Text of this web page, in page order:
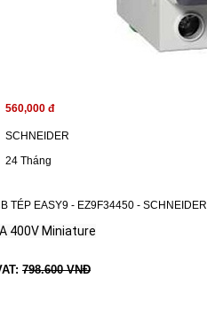
560,000 đ
SCHNEIDER
24 Tháng
TÉP EASY9 - EZ9F34450 - SCHNEIDER
400V Miniature
798.600 VNĐ